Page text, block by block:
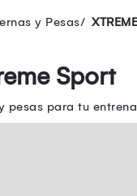
y Pesas
Sport
pesas para tu